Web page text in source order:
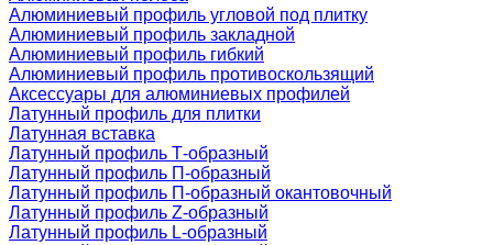
Алюминиевый профиль угловой под плитку
Алюминиевый профиль закладной
Алюминиевый профиль гибкий
Алюминиевый профиль противоскользящий
Аксессуары для алюминиевых профилей
Латунный профиль для плитки
Латунная вставка
Латунный профиль Т-образный
Латунный профиль П-образный
Латунный профиль П-образный окантовочный
Латунный профиль Z-образный
Латунный профиль L-образный